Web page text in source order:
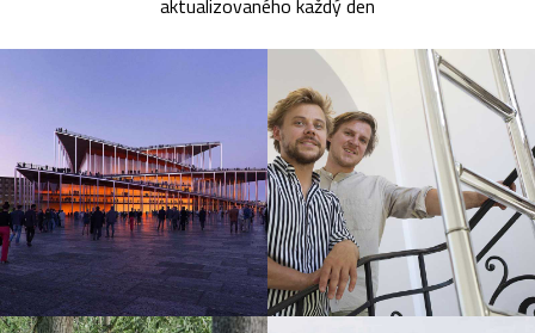
aktualizovaného každý den